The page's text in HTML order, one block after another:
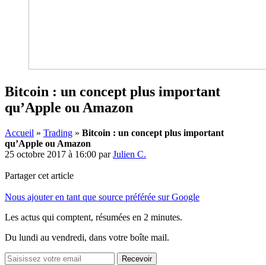
Bitcoin : un concept plus important
qu’Apple ou Amazon
Accueil » Trading » Bitcoin : un concept plus important
qu’Apple ou Amazon
25 octobre 2017 à 16:00 parJulien C.
Partager cet article
Nous ajouter en tant que source préférée sur Google
Les actus qui comptent, résumées en 2 minutes.
Du lundi au vendredi, dans votre boîte mail.
Recevoir